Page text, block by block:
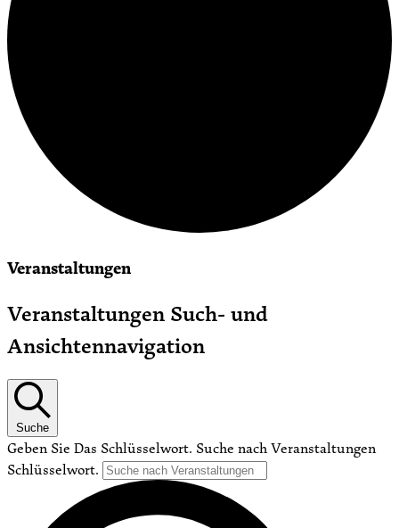
Veranstaltungen
Veranstaltungen Such- und
Ansichtennavigation
Suche
Geben Sie Das Schlüsselwort. Suche nach Veranstaltungen
Schlüsselwort.